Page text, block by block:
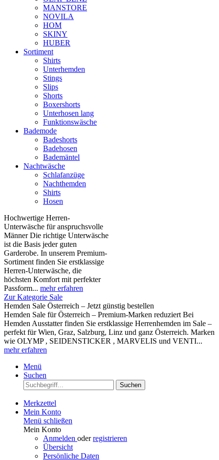
MANSTORE
NOVILA
HOM
SKINY
HUBER
Sortiment
Shirts
Unterhemden
Stings
Slips
Shorts
Boxershorts
Unterhosen lang
Funktionswäsche
Bademode
Badeshorts
Badehosen
Bademäntel
Nachtwäsche
Schlafanzüge
Nachthemden
Shirts
Hosen
Hochwertige Herren-
Unterwäsche für anspruchsvolle
Männer Die richtige Unterwäsche
ist die Basis jeder guten
Garderobe. In unserem Premium-
Sortiment finden Sie erstklassige
Herren-Unterwäsche, die
höchsten Komfort mit perfekter
Passform... mehr erfahren
Zur Kategorie Sale
Hemden Sale Österreich – Jetzt günstig bestellen
Hemden Sale für Österreich – Premium-Marken reduziert Bei
Hemden Ausstatter finden Sie erstklassige Herrenhemden im Sale –
perfekt für Wien, Graz, Salzburg, Linz und ganz Österreich. Marken
wie OLYMP , SEIDENSTICKER , MARVELIS und VENTI...
mehr erfahren
Menü
Suchen
Suchen
Merkzettel
Mein Konto
Menü schließen
Mein Konto
Anmelden oderregistrieren
Übersicht
Persönliche Daten